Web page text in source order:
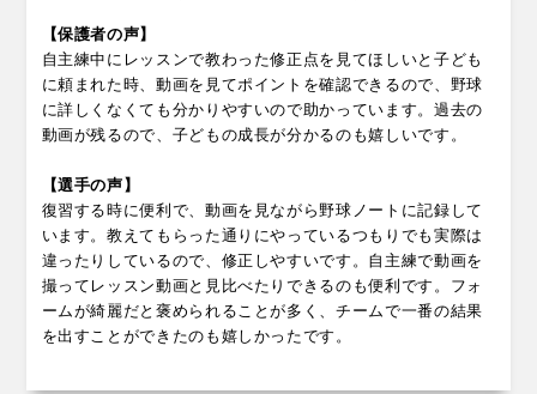
【保護者の声】
自主練中にレッスンで教わった修正点を見てほしいと子ども
に頼まれた時、動画を見てポイントを確認できるので、野球
に詳しくなくても分かりやすいので助かっています。過去の
動画が残るので、子どもの成長が分かるのも嬉しいです。
【選手の声】
復習する時に便利で、動画を見ながら野球ノートに記録して
います。教えてもらった通りにやっているつもりでも実際は
違ったりしているので、修正しやすいです。自主練で動画を
撮ってレッスン動画と見比べたりできるのも便利です。フォ
ームが綺麗だと褒められることが多く、チームで一番の結果
を出すことができたのも嬉しかったです。